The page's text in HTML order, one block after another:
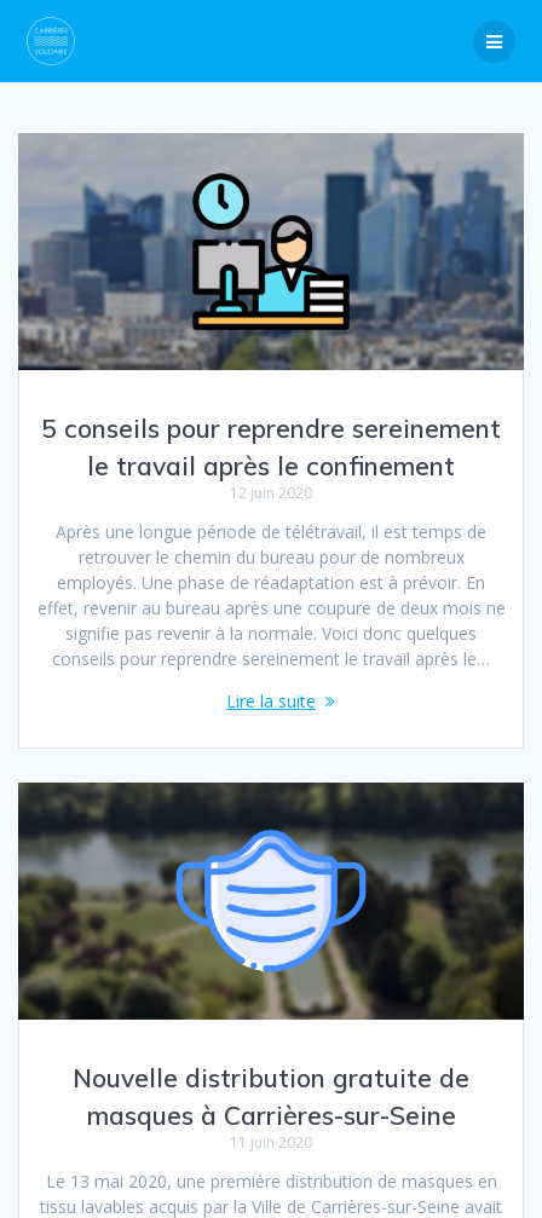
5 conseils pour reprendre sereinement
le travail après le confinement
12 juin 2020
Après une longue période de télétravail, il est temps de
retrouver le chemin du bureau pour de nombreux
employés. Une phase de réadaptation est à prévoir. En
effet, revenir au bureau après une coupure de deux mois ne
signifie pas revenir à la normale. Voici donc quelques
conseils pour reprendre sereinement le travail après le…
Lire la suite
Nouvelle distribution gratuite de
masques à Carrières-sur-Seine
11 juin 2020
Le 13 mai 2020, une première distribution de masques en
tissu lavables acquis par la Ville de Carrières-sur-Seine avait